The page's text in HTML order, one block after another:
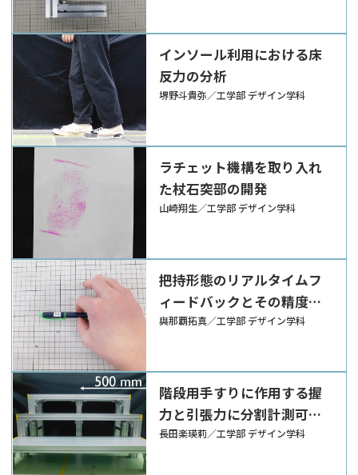
インソール利用における床
反力の分析
堺野斗貴弥／工学部 デザイン学科
ラチェット機構を取り入れ
た杖石突部の開発
山崎翔生／工学部 デザイン学科
把持形態のリアルタイムフ
ィードバックとその精度向
上に関する研究
與那覇拓真／工学部 デザイン学科
階段用手すりに作用する握
力と引張力に分割計測可能
なアルゴリズムの開発
長田楽瑛莉／工学部 デザイン学科